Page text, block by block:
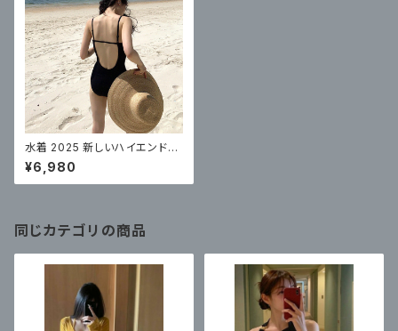
水着 2025 新しいハイエンドの
女性の黒の背中の開いた小さな
胸サスペンダーワンピース超セ
クシーな痩身純粋な欲望のスタ
¥6,980
同じカテゴリの商品